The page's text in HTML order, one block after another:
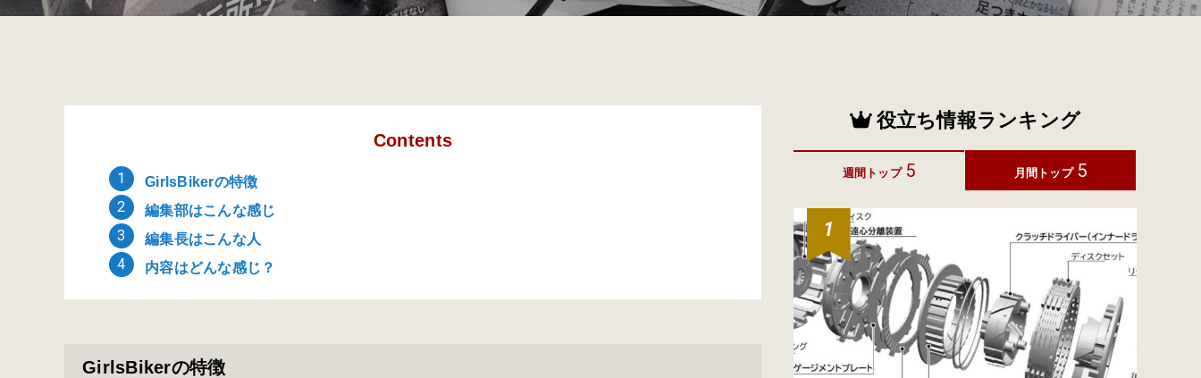
Contents
GirlsBikerの特徴
編集部はこんな感じ
編集長はこんな人
内容はどんな感じ？
GirlsBikerの特徴
役立ち情報ランキング
週間トップ 5 月間トップ 5